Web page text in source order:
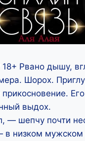
Рвано дышу,
Шорох.
Его
выдох.
— шепчу почти
низком мужском